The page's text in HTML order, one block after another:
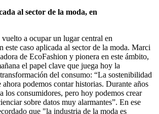
al sector de la moda, en
a ocupar un lugar central en
este caso aplicada al sector de la moda. Marci
de EcoFashion y pionera en este ámbito,
el papel clave que juega hoy la
del consumo: “La sostenibilidad
podemos contar historias. Durante años
los consumidores, pero hoy podemos crear
sobre datos muy alarmantes”. En ese
que "la industria de la moda es